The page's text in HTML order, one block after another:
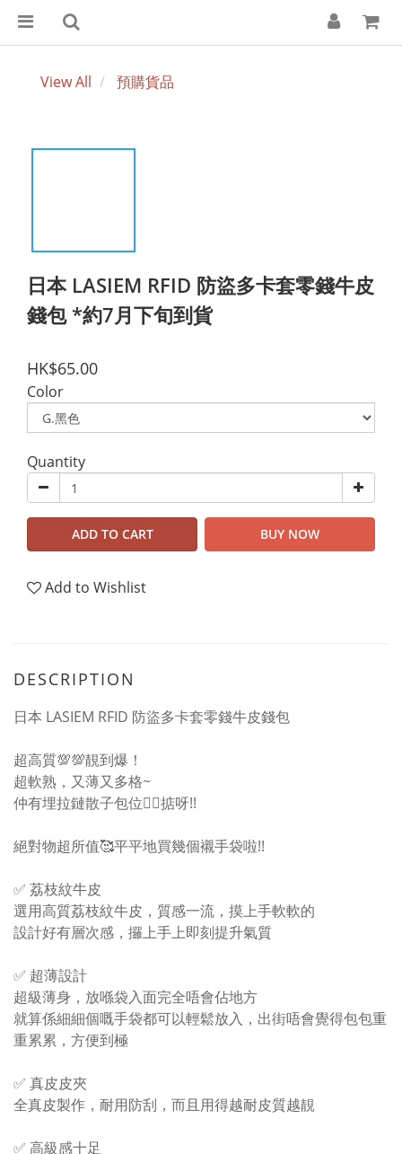
View All 預購貨品
日本 LASIEM RFID 防盜多卡套零錢牛皮
錢包 *約7月下旬到貨
HK$65.00
Color
Quantity
ADD TO CART BUY NOW
Add to Wishlist
DESCRIPTION
日本 LASIEM RFID 防盜多卡套零錢牛皮錢包
超高質💯💯靚到爆！
超軟熟，又薄又多格~
仲有埋拉鏈散子包位👍🏻掂呀!!
絕對物超所值🥰平平地買幾個襯手袋啦!!
✅ 荔枝紋牛皮
選用高質荔枝紋牛皮，質感一流，摸上手軟軟的
設計好有層次感，攞上手上即刻提升氣質
✅ 超薄設計
超級薄身，放喺袋入面完全唔會佔地方
就算係細細個嘅手袋都可以輕鬆放入，出街唔會覺得包包重
重累累，方便到極
✅ 真皮皮夾
全真皮製作，耐用防刮，而且用得越耐皮質越靚
✅ 高級感十足